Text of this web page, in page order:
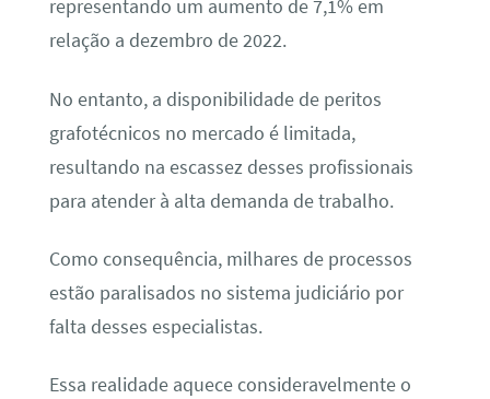
representando um aumento de 7,1% em
relação a dezembro de 2022.
No entanto, a disponibilidade de peritos
grafotécnicos no mercado é limitada,
resultando na escassez desses profissionais
para atender à alta demanda de trabalho.
Como consequência, milhares de processos
estão paralisados no sistema judiciário por
falta desses especialistas.
Essa realidade aquece consideravelmente o